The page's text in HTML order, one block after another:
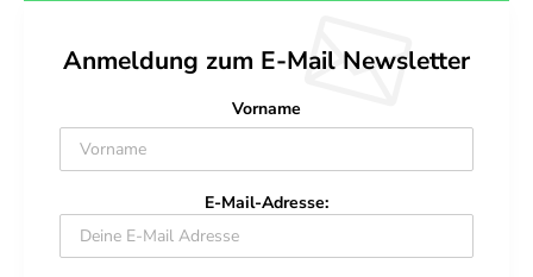
Anmeldung zum E-Mail Newsletter
Vorname
E-Mail-Adresse: